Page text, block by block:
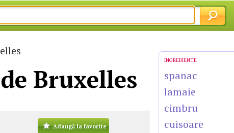
Bruxelles
Adaugă la favorite
INGREDIENTE
spanac
lamaie
cimbru
cuisoare